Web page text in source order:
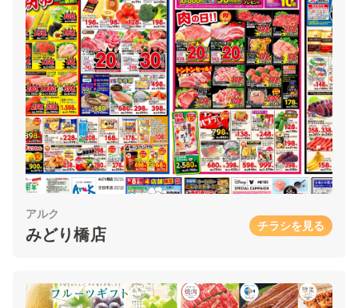
アルク
みどり橋店 チラシを見る